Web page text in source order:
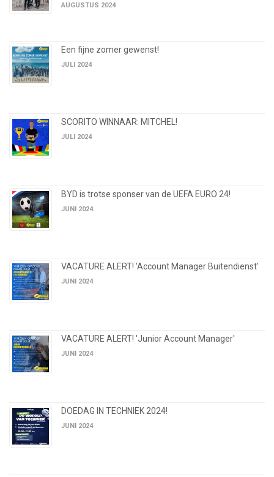
AUGUSTUS 2024
Een fijne zomer gewenst!
JULI 2024
SCORITO WINNAAR: MITCHEL!
JULI 2024
BYD is trotse sponser van de UEFA EURO 24!
JUNI 2024
VACATURE ALERT! 'Account Manager Buitendienst'
JUNI 2024
VACATURE ALERT! 'Junior Account Manager'
JUNI 2024
DOEDAG IN TECHNIEK 2024!
JUNI 2024